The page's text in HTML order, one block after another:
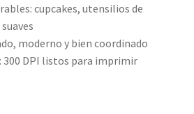
cupcakes, utensilios de
moderno y bien coordinado
300 DPI listos para imprimir